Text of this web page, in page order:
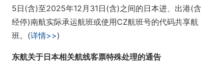
5日(含)至2025年12月31日(含)之间的日本进、出港(含
经停)南航实际承运航班或使用CZ航班号的代码共享航
班。(详情>>)
东航关于日本相关航线客票特殊处理的通告